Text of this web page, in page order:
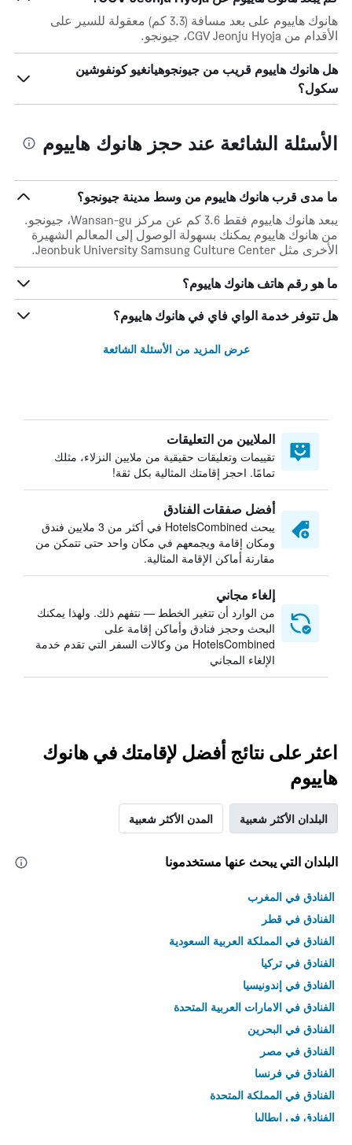
هانوك هاييوم على بعد مسافة (3.3 كم) معقولة للسير على
الأقدام من CGV Jeonju Hyoja، جيونجو.
هل هانوك هاييوم قريب من جيونجوهيانغيو كونفوشين
سكول؟
الأسئلة الشائعة عند حجز هانوك هاييوم
ما مدى قرب هانوك هاييوم من وسط مدينة جيونجو؟
يبعد هانوك هاييوم فقط 3.6 كم عن مركز Wansan-gu، جيونجو.
من هانوك هاييوم يمكنك بسهولة الوصول إلى المعالم الشهيرة
الأخرى مثل Jeonbuk University Samsung Culture Center.
ما هو رقم هاتف هانوك هاييوم؟
هل تتوفر خدمة الواي فاي في هانوك هاييوم؟
عرض المزيد من الأسئلة الشائعة
الملايين من التعليقات
تقييمات وتعليقات حقيقية من ملايين النزلاء، مثلك
تمامًا. احجز إقامتك المثالية بكل ثقة!
أفضل صفقات الفنادق
يبحث HotelsCombined في أكثر من 3 ملايين فندق
ومكان إقامة ويجمعهم في مكان واحد حتى تتمكن من
مقارنة أماكن الإقامة المثالية.
إلغاء مجاني
من الوارد أن تتغير الخطط — نتفهم ذلك. ولهذا يمكنك
البحث وحجز فنادق وأماكن إقامة على
HotelsCombined من وكالات السفر التي تقدم خدمة
الإلغاء المجاني
اعثر على نتائج أفضل لإقامتك في هانوك
هاييوم
البلدان الأكثر شعبية المدن الأكثر شعبية
البلدان التي يبحث عنها مستخدمونا
الفنادق في المغرب
الفنادق في قطر
الفنادق في المملكة العربية السعودية
الفنادق في تركيا
الفنادق في إندونيسيا
الفنادق في الامارات العربية المتحدة
الفنادق في البحرين
الفنادق في مصر
الفنادق في فرنسا
الفنادق في المملكة المتحدة
الفنادق في إيطاليا